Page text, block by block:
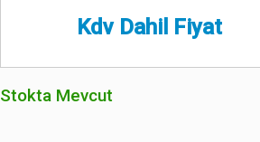
Kdv Dahil Fiyat
Stokta Mevcut